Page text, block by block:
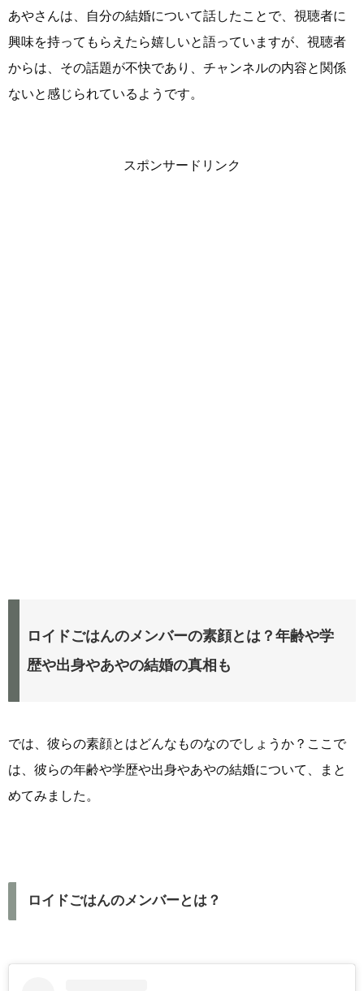
あやさんは、自分の結婚について話したことで、視聴者に
興味を持ってもらえたら嬉しいと語っていますが、視聴者
からは、その話題が不快であり、チャンネルの内容と関係
ないと感じられているようです。
スポンサードリンク
ロイドごはんのメンバーの素顔とは？年齢や学
歴や出身やあやの結婚の真相も
では、彼らの素顔とはどんなものなのでしょうか？ここで
は、彼らの年齢や学歴や出身やあやの結婚について、まと
めてみました。
ロイドごはんのメンバーとは？